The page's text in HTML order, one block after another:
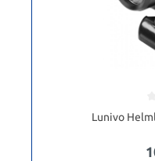
Lunivo